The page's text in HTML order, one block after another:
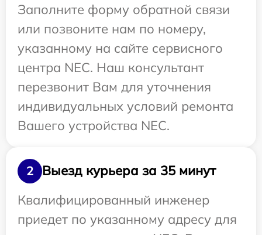
Заполните форму обратной связи
или позвоните нам по номеру,
указанному на сайте сервисного
центра NEC. Наш консультант
перезвонит Вам для уточнения
индивидуальных условий ремонта
Вашего устройства NEC.
2
Выезд курьера за 35 минут
Квалифицированный инженер
приедет по указанному адресу для